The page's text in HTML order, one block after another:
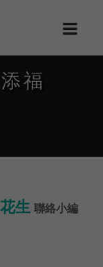
福
生 聯絡小編